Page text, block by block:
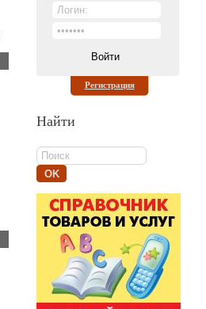
Регистрация
Найти